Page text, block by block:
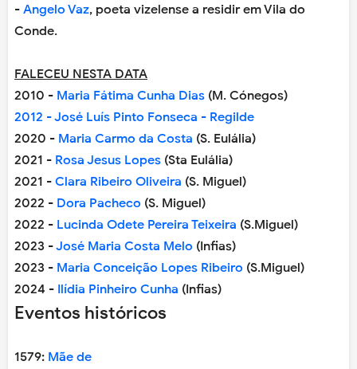
- Angelo Vaz, poeta vizelense a residir em Vila do
Conde.
FALECEU NESTA DATA
2010 - Maria Fátima Cunha Dias (M. Cónegos)
2012 - José Luís Pinto Fonseca - Regilde
2020 - Maria Carmo da Costa (S. Eulália)
2021 - Rosa Jesus Lopes (Sta Eulália)
2021 - Clara Ribeiro Oliveira (S. Miguel)
2022 - Dora Pacheco (S. Miguel)
2022 - Lucinda Odete Pereira Teixeira (S.Miguel)
2023 -José Maria Costa Melo (Infias)
2023 - Maria Conceição Lopes Ribeiro (S.Miguel)
2024 - Ilídia Pinheiro Cunha (Infias)
Eventos históricos
1579: Mãe de